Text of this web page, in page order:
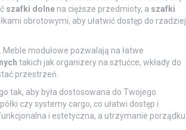
szafki dolnena cięższe przedmioty, a szafki
obrotowymi, aby ułatwić dostęp do rzadziej
modułowe pozwalają na łatwe
takich jak organizery na sztućce, wkłady do
przestrzeń.
tak, aby była dostosowana do Twojego
czy systemy cargo, co ułatwi dostęp i
i estetyczna, a utrzymanie porządku